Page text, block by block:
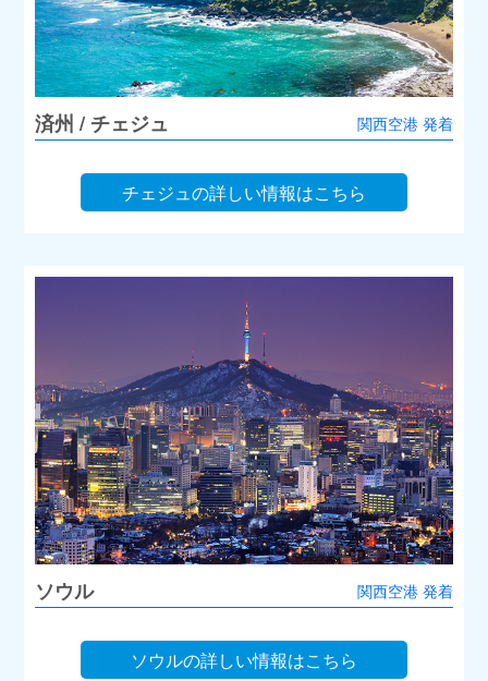
済州 / チェジュ 関西空港 発着
チェジュの詳しい情報はこちら
ソウル 関西空港 発着
ソウルの詳しい情報はこちら